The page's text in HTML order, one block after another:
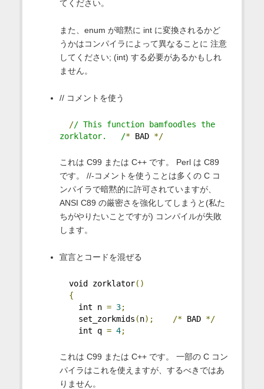
てください。
また、enum が暗黙に int に変換されるかど
うかはコンパイラによって異なることに 注意
してください; (int) する必要があるかもしれ
ません。
// コメントを使う
// This function bamfoodles the
zorklator.   /* BAD */
これは C99 または C++ です。 Perl は C89
です。 //-コメントを使うことは多くの C コ
ンパイラで暗黙的に許可されていますが、
ANSI C89 の厳密さを強化してしまうと(私た
ちがやりたいことですが) コンパイルが失敗
します。
宣言とコードを混ぜる
void zorklator()
{
int n = 3;
set_zorkmids (n); /* BAD */
int q = 4;
これは C99 または C++ です。 一部の C コン
パイラはこれを使えますが、するべきではあ
りません。